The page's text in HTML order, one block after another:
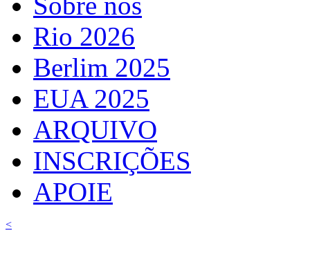
Rio 2026
Berlim 2025
EUA 2025
ARQUIVO
INSCRIÇÕES
APOIE
<